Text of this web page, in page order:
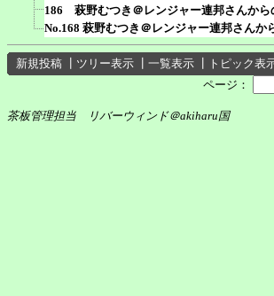
186 萩野むつき＠レンジャー連邦さんから
No.168 萩野むつき＠レンジャー連邦さんか
新規投稿 ツリー表示 一覧表示 トピック表
ページ：
茶板管理担当 リバーウィンド＠akiharu国